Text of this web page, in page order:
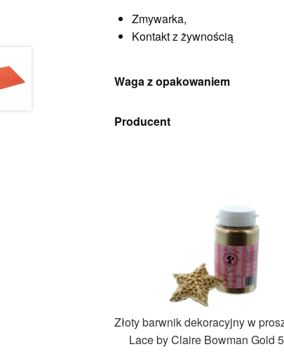
Zmywarka,
Kontakt z żywnością
Waga z opakowaniem
Producent
Złoty barwnik dekoracyjny w
Lace by Claire Bowman Gold